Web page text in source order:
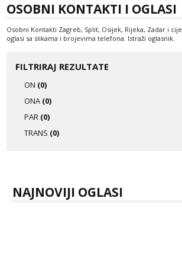
Tel:064/677-677 - Kod: #123
Obavijesti me kada se
Čekam tvoj poziv!
OSOBNI KONTAKTI I OGLASI
Osobni Kontakti Zagreb, Split, Osijek, Rijeka, Zadar i
oglasi sa slikama i brojevima telefona. Istraži oglasnik.
FILTRIRAJ REZULTATE
ON (0)
ONA (0)
PAR (0)
TRANS (0)
NAJNOVIJI OGLASI